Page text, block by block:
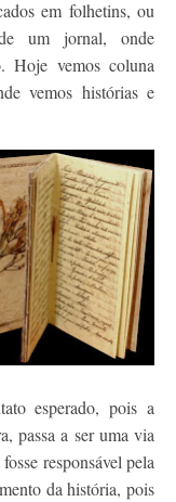
em folhetins, ou
um jornal, onde
Hoje vemos coluna
vemos histórias e
esperado, pois a
passa a ser uma via
responsável pela
da história, pois